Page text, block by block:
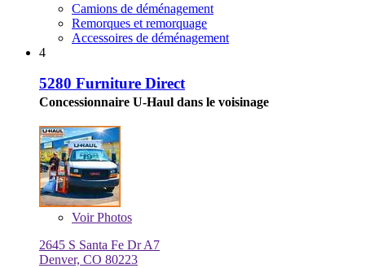
Camions de déménagement
Remorques et remorquage
Accessoires de déménagement
4
5280 Furniture Direct
Concessionnaire U-Haul dans le voisinage
VoirPhotos
2645 S Santa Fe Dr A7
Denver, CO 80223